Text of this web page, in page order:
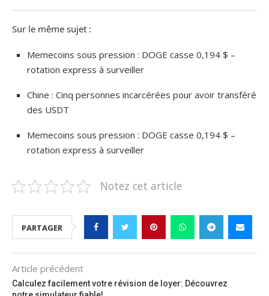
Sur le même sujet :
Memecoins sous pression : DOGE casse 0,194 $ –
rotation express à surveiller
Chine : Cinq personnes incarcérées pour avoir transféré
des USDT
Memecoins sous pression : DOGE casse 0,194 $ –
rotation express à surveiller
Notez cet article
PARTAGER
Article précédent
Calculez facilement votre révision de loyer: Découvrez